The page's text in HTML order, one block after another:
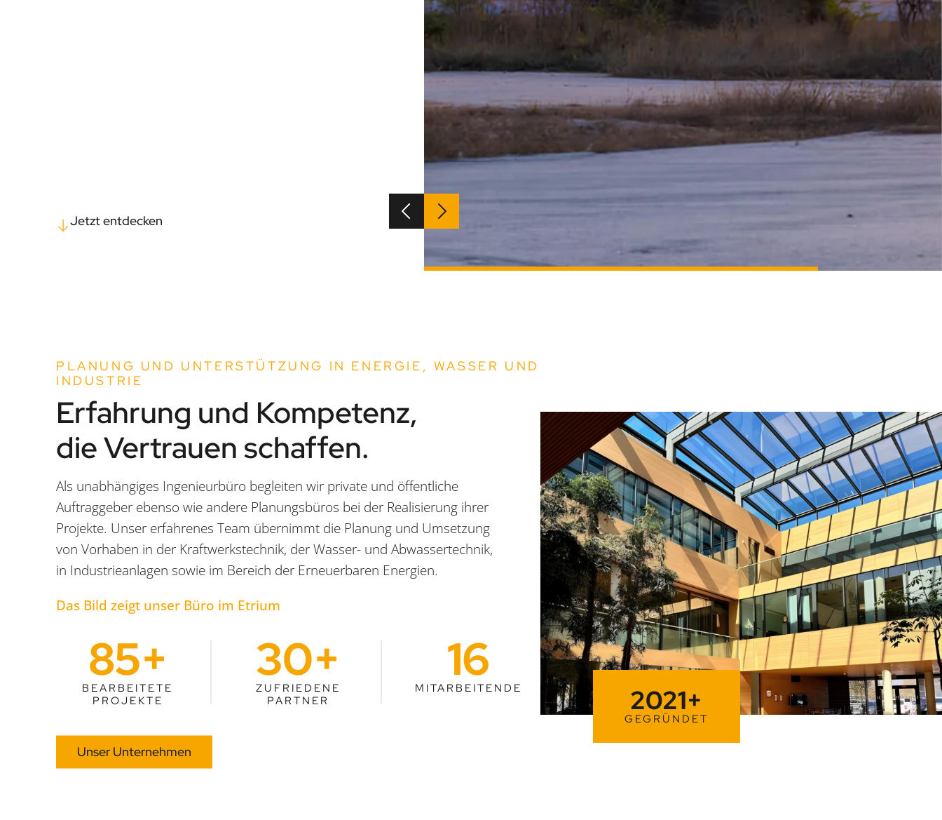
Jetzt entdecken
PLANUNG UND UNTERSTÜTZUNG IN ENERGIE, WASSER UND
INDUSTRIE
Erfahrung und Kompetenz,
die Vertrauen schaffen.
Als unabhängiges Ingenieurbüro begleiten wir private und öffentliche
Auftraggeber ebenso wie andere Planungsbüros bei der Realisierung ihrer
Projekte. Unser erfahrenes Team übernimmt die Planung und Umsetzung
von Vorhaben in der Kraftwerkstechnik, der Wasser- und Abwassertechnik,
in Industrieanlagen sowie im Bereich der Erneuerbaren Energien.
Das Bild zeigt unser Büro im Etrium
85+
BEARBEITETE
PROJEKTE
30+
ZUFRIEDENE
PARTNER
16
MITARBEITENDE
Unser Unternehmen
2021+
GEGRÜNDET